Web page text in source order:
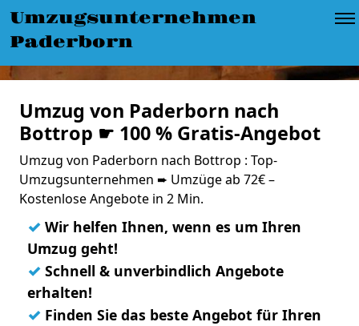
Umzugsunternehmen
Paderborn
Umzug von Paderborn nach
Bottrop ☛ 100 % Gratis-Angebot
Umzug von Paderborn nach Bottrop : Top-
Umzugsunternehmen ➨ Umzüge ab 72€ –
Kostenlose Angebote in 2 Min.
✓ Wir helfen Ihnen, wenn es um Ihren
Umzug geht!
✓ Schnell & unverbindlich Angebote
erhalten!
✓ Finden Sie das beste Angebot für Ihren